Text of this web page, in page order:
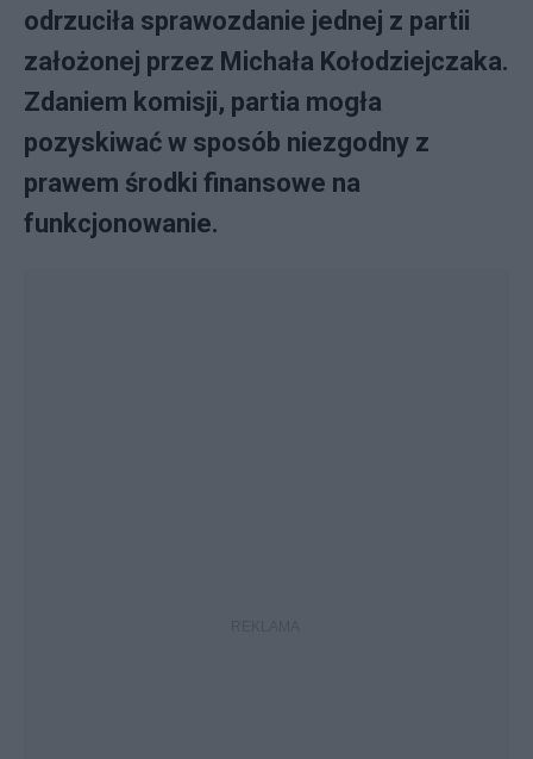
odrzuciła sprawozdanie jednej z partii
założonej przez Michała Kołodziejczaka.
Zdaniem komisji, partia mogła
pozyskiwać w sposób niezgodny z
prawem środki finansowe na
funkcjonowanie.